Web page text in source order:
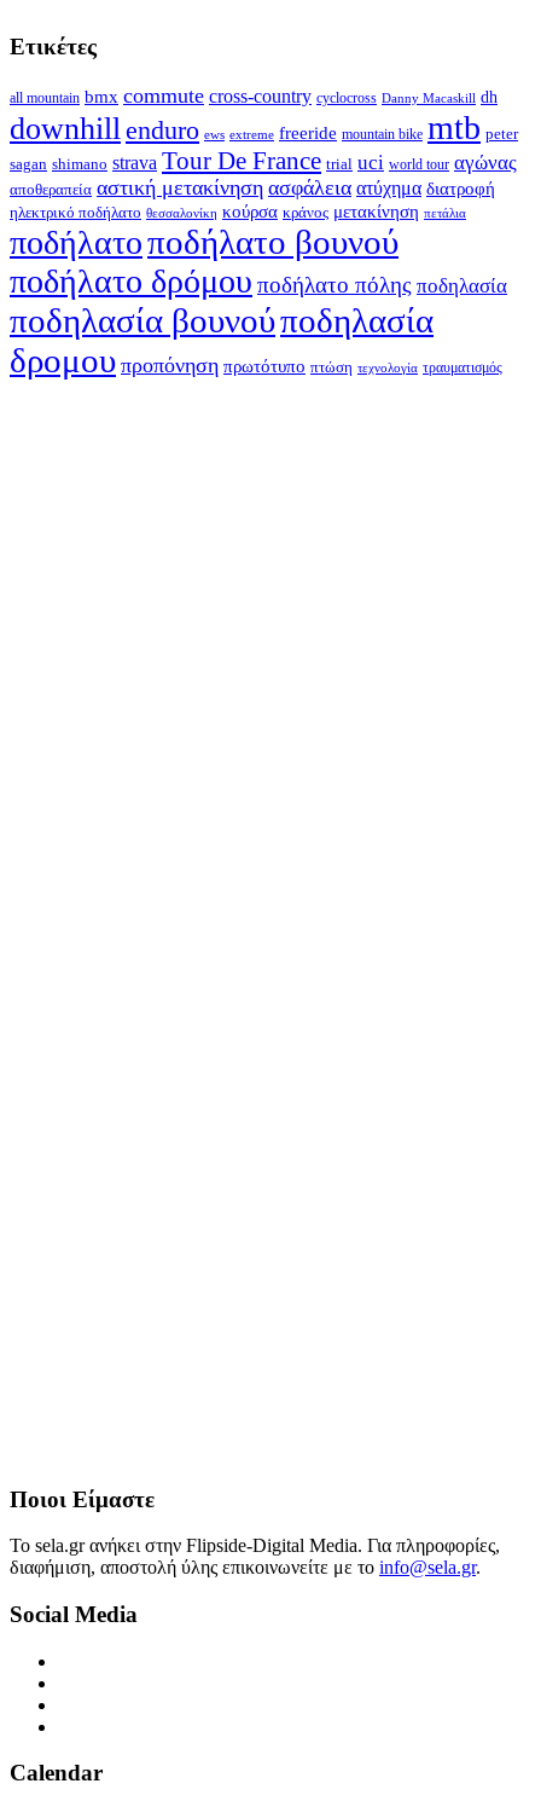
Ετικέτες
all mountain bmx commute cross-country cyclocross Danny Macaskill dh
downhillenduro ews extreme freeride mountain bike mtb peter
sagan shimano strava Tour De France trial uci world tour αγώνας
αποθεραπεία αστική μετακίνηση ασφάλεια ατύχημα διατροφή
ηλεκτρικό ποδήλατο θεσσαλονίκη κούρσα κράνος μετακίνηση πετάλια
ποδήλατοποδήλατο βουνού
ποδήλατο δρόμου ποδήλατο πόλης ποδηλασία
ποδηλασία βουνούποδηλασία
δρομου προπόνηση πρωτότυπο πτώση τεχνολογία τραυματισμός
Ποιοι Είμαστε
Το sela.gr ανήκει στην Flipside-Digital Media. Για πληροφορίες,
διαφήμιση, αποστολή ύλης επικοινωνείτε με το info@sela.gr.
Social Media
Calendar